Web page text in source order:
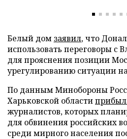
Белый дом заявил, что
использовать переговоры
для прояснения позиции
урегулированию ситуации
По данным Минобороны
Харьковской области
журналистов, которых
для обвинения российских
среди мирного населения